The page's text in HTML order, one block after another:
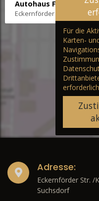
Autohaus Fräter
Eckernförder Str. /
Für die
Karten-
Adresse:
Eckernförder Str. /
Suchsdorf